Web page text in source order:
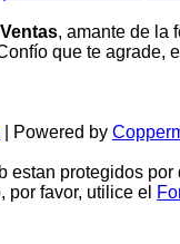
, amante de la
que te
| Powered by
protegidos
favor, utilice el